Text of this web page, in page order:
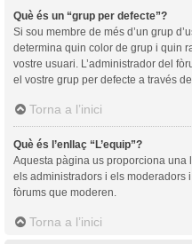
Què és un “grup per defecte”?
Si sou membre de més d’un grup
determina quin color de grup i quin
vostre usuari. L’administrador del
el vostre grup per defecte a través
Torna a l’inici
Què és l’enllaç “L’equip”?
Aquesta pàgina us proporciona una
els administradors i els moderadors
fòrums que moderen.
Torna a l’inici